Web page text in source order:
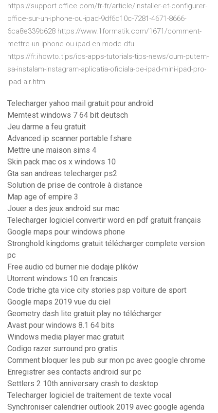
https://support.office.com/fr-fr/article/installer-et-configurer-
office-sur-un-iphone-ou-ipad-9df6d10c-7281-4671-8666-
6ca8e339b628 https://www.1formatik.com/1671/comment-
mettre-un-iphone-ou-ipad-en-mode-dfu
https://fr.ihowto.tips/ios-apps-tutorials-tips-news/cum-putem-
sa-instalam-instagram-aplicatia-oficiala-pe-ipad-mini-ipad-pro-
ipad-air.html
Telecharger yahoo mail gratuit pour android
Memtest windows 7 64 bit deutsch
Jeu darme a feu gratuit
Advanced ip scanner portable fshare
Mettre une maison sims 4
Skin pack mac os x windows 10
Gta san andreas telecharger ps2
Solution de prise de controle à distance
Map age of empire 3
Jouer a des jeux android sur mac
Telecharger logiciel convertir word en pdf gratuit français
Google maps pour windows phone
Stronghold kingdoms gratuit télécharger complete version
pc
Free audio cd burner nie dodaje plików
Utorrent windows 10 en francais
Code triche gta vice city stories psp voiture de sport
Google maps 2019 vue du ciel
Geometry dash lite gratuit play no télécharger
Avast pour windows 8.1 64 bits
Windows media player mac gratuit
Codigo razer surround pro gratis
Comment bloquer les pub sur mon pc avec google chrome
Enregistrer ses contacts android sur pc
Settlers 2 10th anniversary crash to desktop
Telecharger logiciel de traitement de texte vocal
Synchroniser calendrier outlook 2019 avec google agenda